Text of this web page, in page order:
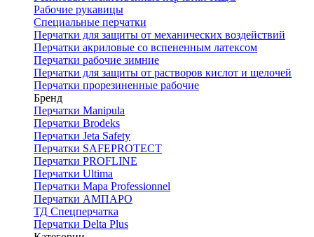
Рабочие рукавицы
Специальные перчатки
Перчатки для защиты от механических воздействий
Перчатки акриловые со вспененным латексом
Перчатки рабочие зимние
Перчатки для защиты от растворов кислот и щелочей
Перчатки прорезиненные рабочие
Бренд
Перчатки Manipula
Перчатки Brodeks
Перчатки Jeta Safety
Перчатки SAFEPROTECT
Перчатки PROFLINE
Перчатки Ultima
Перчатки Мара Professionnel
Перчатки АМПАРО
ТД Спецперчатка
Перчатки Delta Plus